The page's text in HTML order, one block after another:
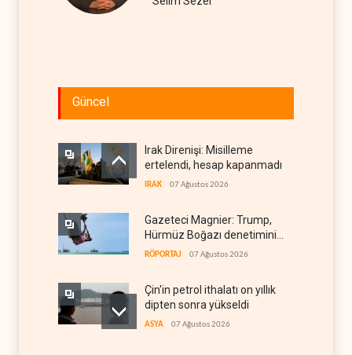
Güncel
Irak Direnişi: Misilleme
ertelendi, hesap kapanmadı
IRAK 07 Ağustos 2026
Gazeteci Magnier: Trump,
Hürmüz Boğazı denetimini
doğrudan İran ve Umman'a
RÖPORTAJ 07 Ağustos 2026
Çin'in petrol ithalatı on yıllık
dipten sonra yükseldi
ASYA 07 Ağustos 2026